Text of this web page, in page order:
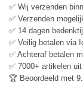
✅ Wij verzenden
✅ Verzenden
✅ 14 dagen
✅ Veilig betalen via
✅ Achteraf betalen
✅ 7000+ artikelen
🏆 Beoordeeld met